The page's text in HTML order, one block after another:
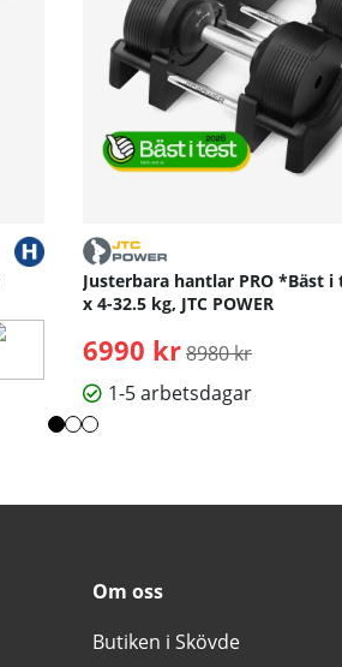
Justerbara hantlar PRO *Bäst i
x 4-32.5 kg, JTC POWER
6990 kr Ordinarie pris:
8980 kr
1-5 arbetsdagar
Om oss
Butiken i Skövde